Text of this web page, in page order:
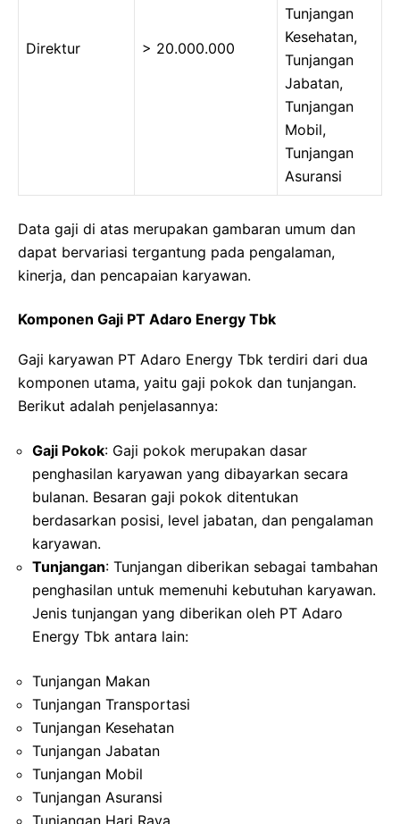
Direktur > 20.000.000
Tunjangan
Kesehatan,
Tunjangan
Jabatan,
Tunjangan
Mobil,
Tunjangan
Asuransi
Data gaji di atas merupakan gambaran umum dan
dapat bervariasi tergantung pada pengalaman,
kinerja, dan pencapaian karyawan.
Komponen Gaji PT Adaro Energy Tbk
Gaji karyawan PT Adaro Energy Tbk terdiri dari dua
komponen utama, yaitu gaji pokok dan tunjangan.
Berikut adalah penjelasannya:
Gaji Pokok: Gaji pokok merupakan dasar
penghasilan karyawan yang dibayarkan secara
bulanan. Besaran gaji pokok ditentukan
berdasarkan posisi, level jabatan, dan pengalaman
karyawan.
Tunjangan: Tunjangan diberikan sebagai tambahan
penghasilan untuk memenuhi kebutuhan karyawan.
Jenis tunjangan yang diberikan oleh PT Adaro
Energy Tbk antara lain:
Tunjangan Makan
Tunjangan Transportasi
Tunjangan Kesehatan
Tunjangan Jabatan
Tunjangan Mobil
Tunjangan Asuransi
Tunjangan Hari Raya